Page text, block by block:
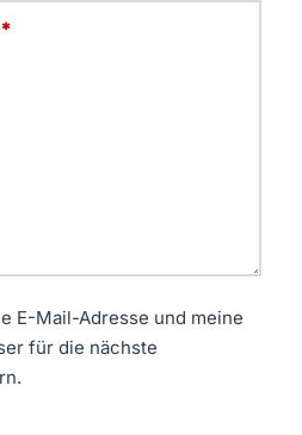
*
E-Mail-Adresse und meine
für die nächste